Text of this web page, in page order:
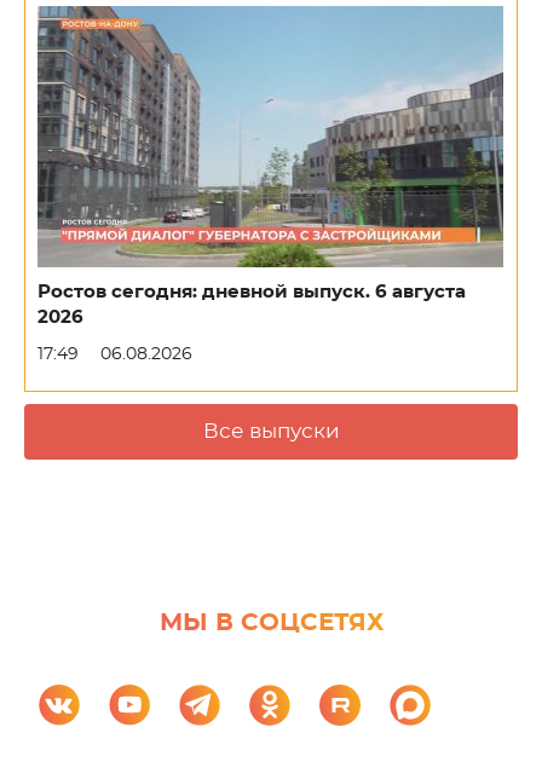
Ростов сегодня: дневной выпуск. 6 августа
2026
17:49 06.08.2026
Все выпуски
МЫ В СОЦСЕТЯХ